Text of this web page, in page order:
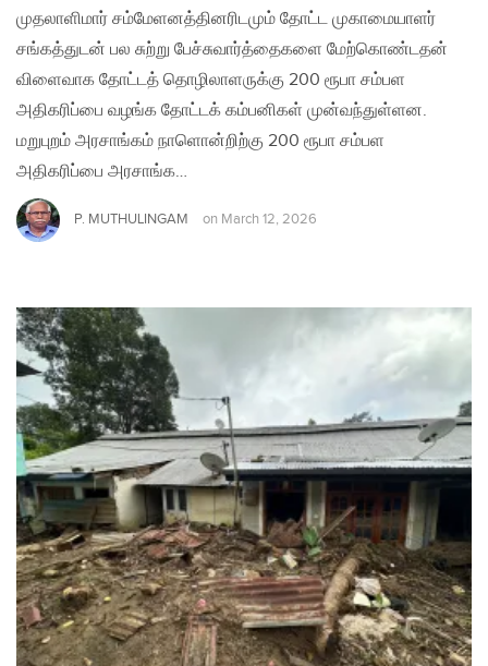
முதலாளிமார் சம்மேளனத்தினரிடமும் தோட்ட முகாமையாளர்
சங்கத்துடன் பல சுற்று பேச்சுவார்த்தைகளை மேற்கொண்டதன்
விளைவாக தோட்டத் தொழிலாளருக்கு 200 ரூபா சம்பள
அதிகரிப்பை வழங்க தோட்டக் கம்பனிகள் முன்வந்துள்ளன.
மறுபுறம் அரசாங்கம் நாளொன்றிற்கு 200 ரூபா சம்பள
அதிகரிப்பை அரசாங்க…
P. MUTHULINGAM on March 12, 2026